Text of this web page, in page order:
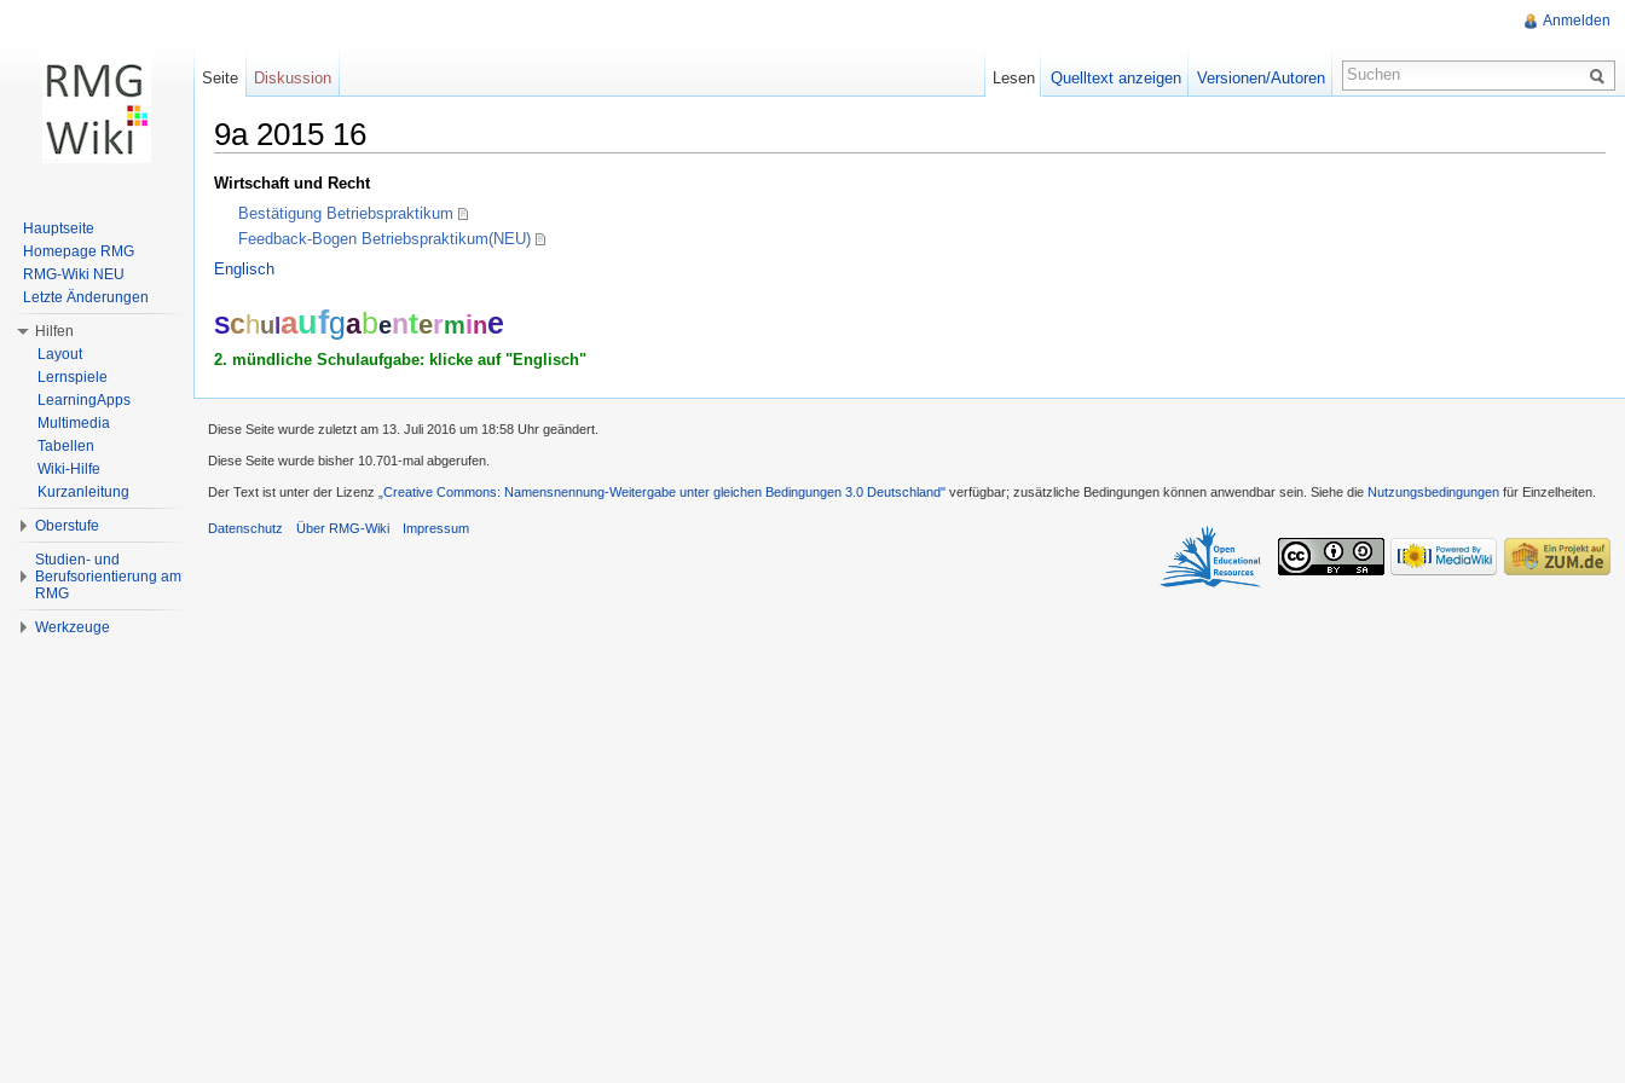
9a 2015 16
Wirtschaft und Recht
Bestätigung Betriebspraktikum
Feedback-Bogen Betriebspraktikum(NEU)
Englisch
Schu aufgabentermine
2. mündliche Schulaufgabe: klicke auf "Englisch"
Anmelden
Seite Diskussion Lesen Quelltext anzeigen Versionen/Autoren
Hauptseite
Homepage RMG
RMG-Wiki NEU
Letzte Änderungen
Hilfen
Layout
Lernspiele
LearningApps
Multimedia
Tabellen
Wiki-Hilfe
Kurzanleitung
Oberstufe
Studien- und
Berufsorientierung am
RMG
Werkzeuge
Diese Seite wurde zuletzt am 13. Juli 2016 um 18:58 Uhr geändert.
Diese Seite wurde bisher 10.701-mal abgerufen.
Der Text ist unter der Lizenz „Creative Commons: Namensnennung-Weitergabe unter gleichen Bedingungen 3.0 Deutschland" verfügbar; zusätzliche Bedingungen können anwendbar sein. Siehe die Nutzungsbedingungen für Einzelheiten.
Datenschutz Über RMG-Wiki Impressum